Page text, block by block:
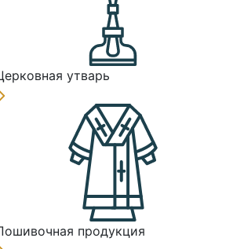
утварь
продукция